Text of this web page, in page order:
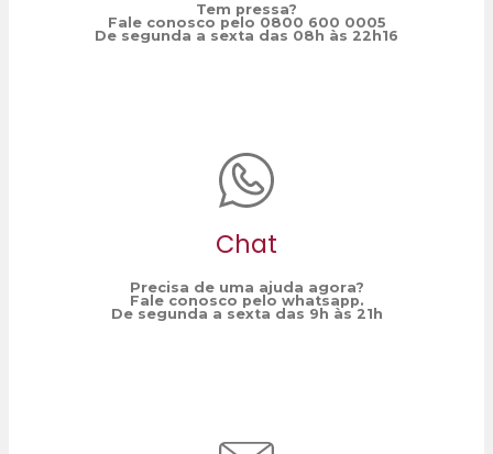
Tem pressa?
Fale conosco pelo 0800 600 0005
De segunda a sexta das 08h às 22h16
Chat
Precisa de uma ajuda agora?
Fale conosco pelo whatsapp.
De segunda a sexta das 9h às 21h